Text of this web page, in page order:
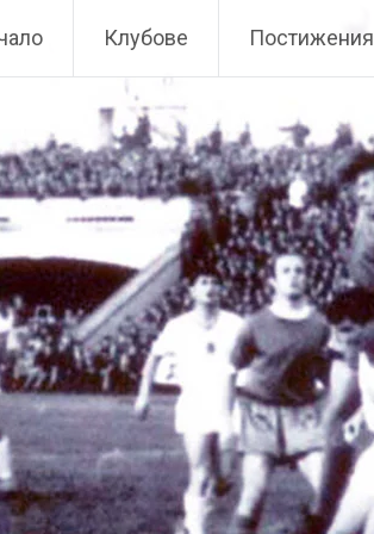
Клубове Постижения